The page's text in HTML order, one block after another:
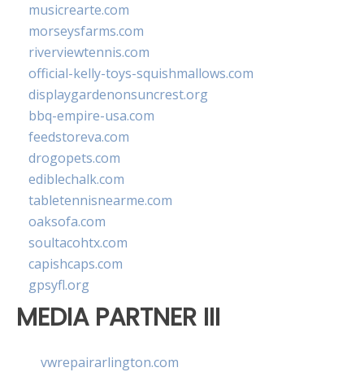
musicrearte.com
morseysfarms.com
riverviewtennis.com
official-kelly-toys-squishmallows.com
displaygardenonsuncrest.org
bbq-empire-usa.com
feedstoreva.com
drogopets.com
ediblechalk.com
tabletennisnearme.com
oaksofa.com
soultacohtx.com
capishcaps.com
gpsyfl.org
MEDIA PARTNER III
vwrepairarlington.com